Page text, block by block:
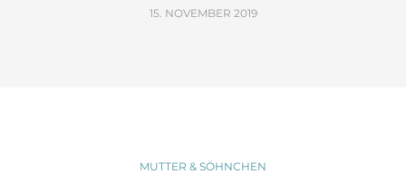
15. NOVEMBER 2019
MUTTER & SÖHNCHEN